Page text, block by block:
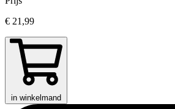
€ 21,99
in winkelmand